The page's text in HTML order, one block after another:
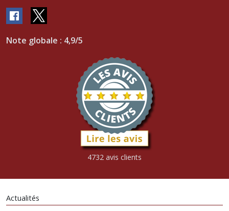
Note globale : 4,9/5
4732 avis clients
Actualités